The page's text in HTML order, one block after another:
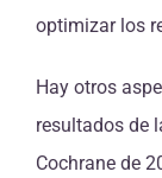
optimizar los
Hay otros
resultados de
Cochrane de